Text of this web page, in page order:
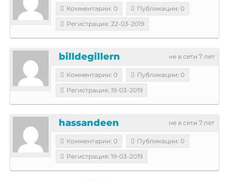
Комментарии: 0
Публикации: 0
Регистрация: 22-03-2019
не в сети 7 лет
billdegillern
Комментарии: 0
Публикации: 0
Регистрация: 19-03-2019
не в сети 7 лет
hassandeen
Комментарии: 0
Публикации: 0
Регистрация: 19-03-2019